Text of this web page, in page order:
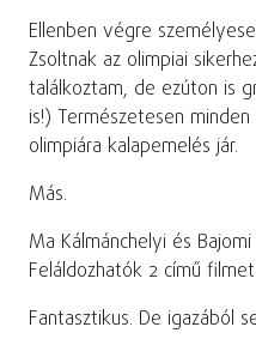
Ellenben végre
Zsoltnak az olimpiai
találkoztam, de ezúton is
is!) Természetesen
olimpiára kalapemelés jár.
Más.
Ma Kálmánchelyi és
Feláldozhatók 2 című filmet.
Fantasztikus. De igazából